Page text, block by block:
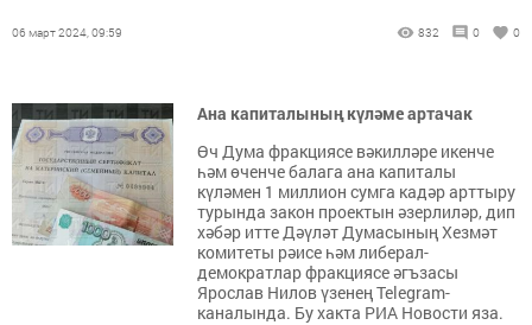
06 март 2024, 09:59 832 0 0
Ана капиталының күләме артачак
Өч Дума фракциясе вәкилләре икенче
һәм өченче балага ана капиталы
күләмен 1 миллион сумга кадәр арттыру
турында закон проектын әзерлиләр, дип
хәбәр итте Дәүләт Думасының Хезмәт
комитеты рәисе һәм либерал-
демократлар фракциясе әгъзасы
Ярослав Нилов үзенең Telegram-
каналында. Бу хакта РИА Новости яза.